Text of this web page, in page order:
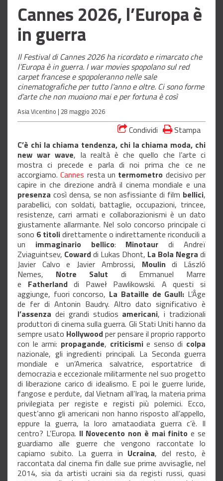
Cannes 2026, l’Europa è
in guerra
Il Festival di Cannes 2026 ha ricordato e rimarcato che
l’Europa è in guerra. I war movies spopolano sul red
carpet francese e spopoleranno nelle sale
cinematografiche per tutto l’anno e oltre. Ci sono forme
d’arte che non muoiono mai e per fortuna è così
Asia Vicentino | 28 maggio 2026
Condividi
Stampa
C’è chi la chiama tendenza, chi la chiama moda, chi
new war wave, la realtà è che quello che l’arte ci
mostra ci precede e parla di noi prima che ce ne
accorgiamo.Cannes resta un termometro decisivo per
capire in che direzione andrà il cinema mondiale e una
presenza così densa, se non asfissiante di film bellici,
parabellici, con soldati, battaglie, occupazioni, trincee,
resistenze, carri armati e collaborazionismi è un dato
giustamente allarmante. Nel solo concorso principale ci
sono 6 titolidirettamente o indirettamente riconducili a
un immaginario bellico: Minotaurdi Andreï
Zviaguintsev, Cowarddi Lukas Dhont, La Bola Negra di
Javier Calvo e Javier Ambrossi, Moulindi László
Nemes, Notre Salut di Emmanuel Marre
e Fatherlanddi Paweł Pawlikowski. A questi si
aggiunge, fuori concorso, La Bataille de Gaull: L’Âge
de fer di Antonin Baudry. Altro dato significativo è
l’assenza dei grandi studios americani, i tradizionali
produttori di cinema sulla guerra. Gli Stati Uniti hanno da
sempre usato Hollywoodper pensare il proprio rapporto
con le armi: propagande, criticismie senso di colpa
nazionale, gli ingredienti principali. La Seconda guerra
mondiale e un’America salvatrice, esportatrice di
democrazia e eccezionale militarmente nel suo progetto
di liberazione carico di idealismo. E poi le guerre luride,
fangose e perdute, dal Vietnam all’Iraq, la materia prima
privilegiata per registe e registi più polemici. Ecco,
quest’anno gli americani non hanno risposto all’appello,
eppure la guerra, la loro amataodiata guerra c’è. Il
centro? L’Europa. Il Novecento non è mai finitoe se
guardiamo alle guerre che vengono raccontate lo
capiamo subito. La guerra in Ucraina, del resto, è
raccontata dal cinema fin dalle sue prime avvisaglie, nel
2014, sia da artisti ucraini sia da registi russi, quasi